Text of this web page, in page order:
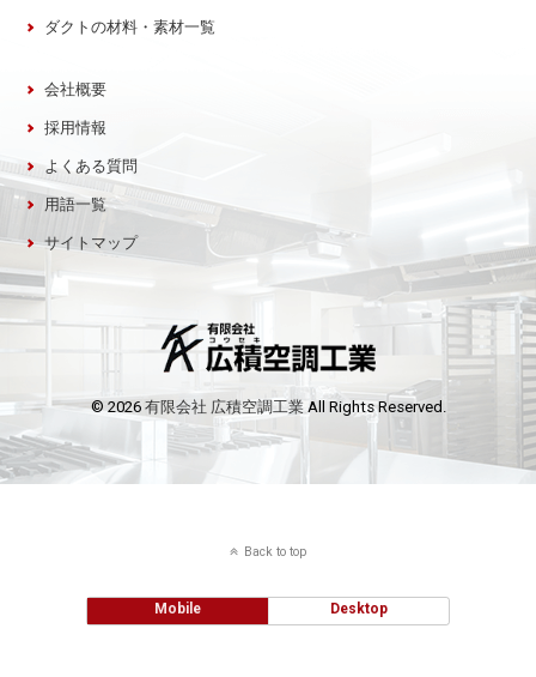
ダクトの材料・素材一覧
会社概要
採用情報
よくある質問
用語一覧
サイトマップ
© 2026 有限会社 広積空調工業All Rights Reserved.
Back to top
Mobile Desktop